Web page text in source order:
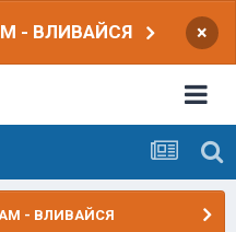
- ВЛИВАЙСЯ ×
- ВЛИВАЙСЯ